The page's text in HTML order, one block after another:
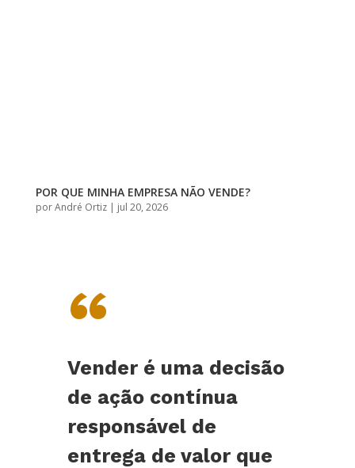
POR QUE MINHA EMPRESA NÃO VENDE?
porAndré Ortiz| jul 20, 2026
“
Vender é uma decisão
de ação contínua
responsável de
entrega de valor que